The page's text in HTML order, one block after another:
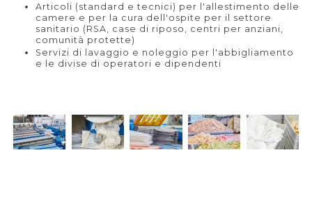
Articoli (standard e tecnici) per l'allestimento delle
camere e per la cura dell'ospite per il settore
sanitario (RSA, case di riposo, centri per anziani,
comunità protette)
Servizi di lavaggio e noleggio per l'abbigliamento
e le divise di operatori e dipendenti